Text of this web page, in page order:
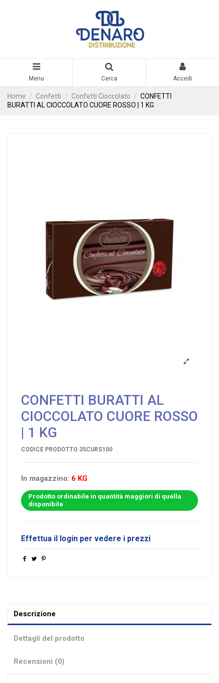
Menu Cerca Accedi
Home Confetti Confetti Cioccolato
CONFETTI
BURATTI AL CIOCCOLATO CUORE ROSSO | 1 KG
CONFETTI BURATTI AL
CIOCCOLATO CUORE ROSSO
| 1 KG
CODICE PRODOTTO 35CURS100
In magazzino: 6 KG
Prodotto ordinabile in quantità maggiori di quella
disponibile
Effettua il login per vedere i prezzi
Descrizione
Dettagli del prodotto
Recensioni (0)